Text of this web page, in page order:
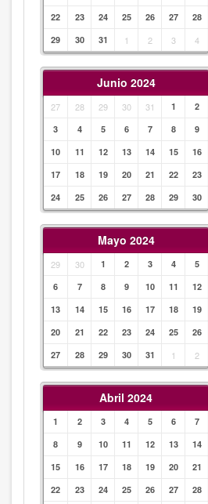
22
23 24 25 26 27
28
29
30 31 1 2 3 4
Junio 2024
27 28 29 30 31 1
2
3
4 5 6 7 8
9
10
11 12 13 14 15
16
17
18 19 20 21 22
23
24
25 26 27 28 29 30
Mayo 2024
29 30 1 2 3 4
5
6
7 8 9 10 11
12
13
14 15 16 17 18
19
20
21 22 23 24 25
26
27
28 29 30 31 1 2
Abril 2024
1 2 3 4 5 6
7
8
9 10 11 12 13
14
15
16 17 18 19 20
21
22
23 24 25 26 27
28